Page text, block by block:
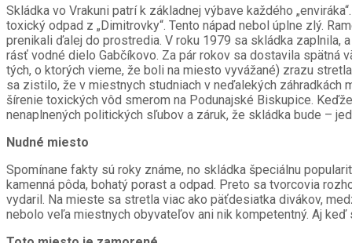
Skládka vo Vrakuni patrí k základnej výbave každého
toxický odpad z „Dimitrovky“. Tento nápad nebol úplne zlý.
prenikali ďalej do prostredia. V roku 1979 sa skládka
rásť vodné dielo Gabčíkovo. Za pár rokov sa dostavila spätná
tých, o ktorých vieme, že boli na miesto vyvážané) zrazu
sa zistilo, že v miestnych studniach v neďalekých záhradkách
šírenie toxických vôd smerom na Podunajské Biskupice.
nenaplnených politických sľubov a záruk, že skládka bude –
Nudné miesto
Spomínane fakty sú roky známe, no skládka špeciálnu
kamenná pôda, bohatý porast a odpad. Preto sa tvorcovia
vydaril. Na mieste sa stretla viac ako päťdesiatka divákov,
nebolo veľa miestnych obyvateľov ani nik kompetentný. Aj